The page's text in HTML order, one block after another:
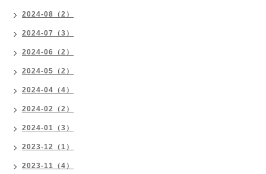
2024-08（2）
2024-07（3）
2024-06（2）
2024-05（2）
2024-04（4）
2024-02（2）
2024-01（3）
2023-12（1）
2023-11（4）